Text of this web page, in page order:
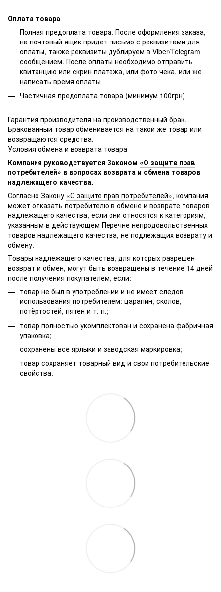
Оплата товара
Полная предоплата товара. После оформления заказа,
на почтовый ящик придет письмо с реквизитами для
оплаты, также реквизиты дублируем в Viber/Telegram
сообщением. После оплаты необходимо отправить
квитанцию или скрин платежа, или фото чека, или же
написать время оплаты
Частичная предоплата товара (минимум 100грн)
Гарантия производителя на производственный брак.
Бракованный товар обменивается на такой же товар или
возвращаются средства.
Условия обмена и возврата товара
Компания руководствуется Законом «О защите прав
потребителей» в вопросах возврата и обмена товаров
надлежащего качества.
Согласно Закону «О защите прав потребителей», компания
может отказать потребителю в обмене и возврате товаров
надлежащего качества, если они относятся к категориям,
указанным в действующем Перечне непродовольственных
товаров надлежащего качества, не подлежащих возврату и
обмену.
Товары надлежащего качества, для которых разрешен
возврат и обмен, могут быть возвращены в течение 14 дней
после получения покупателем, если:
товар не был в употреблении и не имеет следов
использования потребителем: царапин, сколов,
потёртостей, пятен и т. п.;
товар полностью укомплектован и сохранена фабричная
упаковка;
сохранены все ярлыки и заводская маркировка;
товар сохраняет товарный вид и свои потребительские
свойства.